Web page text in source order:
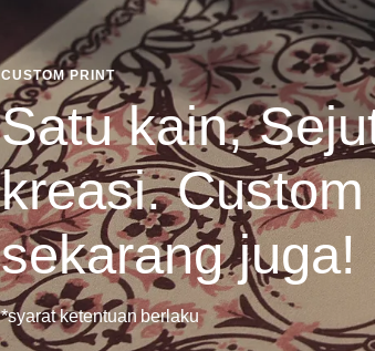
CUSTOM PRINT
Satu kain,
kreasi.
sekarang juga!
*syarat ketentuan berlaku